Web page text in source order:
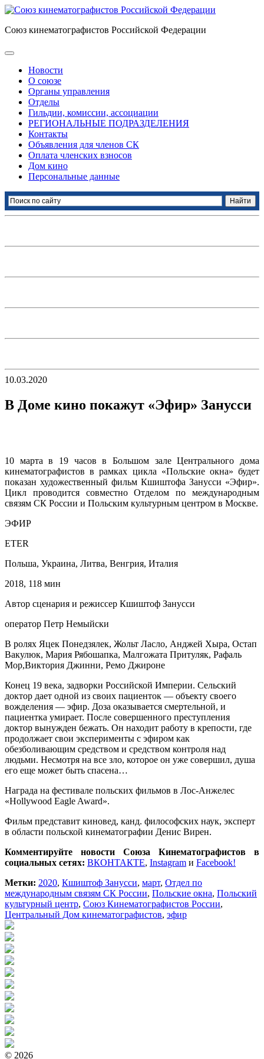
Союз кинематографистов Российской Федерации
Новости
О союзе
Органы управления
Отделы
Гильдии, комиссии, ассоциации
РЕГИОНАЛЬНЫЕ ПОДРАЗДЕЛЕНИЯ
Контакты
Объявления для членов СК
Оплата членских взносов
Дом кино
Персональные данные
10.03.2020
В Доме кино покажут «Эфир» Занусси
10 марта в 19 часов в Большом зале Центрального дома
кинематографистов в рамках цикла «Польские окна» будет
показан художественный фильм Кшиштофа Занусси «Эфир».
Цикл проводится совместно Отделом по международным
связям СК России и Польским культурным центром в Москве.
ЭФИР
ETER
Польша, Украина, Литва, Венгрия, Италия
2018, 118 мин
Автор сценария и режиссер Кшиштоф Занусси
оператор Петр Немыйски
В ролях Яцек Понедзялек, Жольт Ласло, Анджей Хыра, Остап
Вакулюк, Мария Рябошапка, Малгожата Притуляк, Рафаль
Мор,Виктория Джинни, Ремо Джироне
Конец 19 века, задворки Российской Империи. Сельский
доктор дает одной из своих пациенток — объекту своего
вожделения — эфир. Доза оказывается смертельной, и
пациентка умирает. После совершенного преступления
доктор вынужден бежать. Он находит работу в крепости, где
продолжает свои эксперименты с эфиром как
обезболивающим средством и средством контроля над
людьми. Несмотря на все зло, которое он уже совершил, душа
его еще может быть спасена…
Награда на фестивале польских фильмов в Лос-Анжелес
«Hollywood Eagle Award».
Фильм представит киновед, канд. философских наук, эксперт
в области польской кинематографии Денис Вирен.
Комментируйте новости Союза Кинематографистов в
социальных сетях: ВКОНТАКТЕ, Instagram и Facebook!
Метки: 2020, Кшиштоф Занусси, март, Отдел по
международным связям СК России, Польские окна, Польский
культурный центр, Союз Кинематографистов России,
Центральный Дом кинематографистов, эфир
© 2026